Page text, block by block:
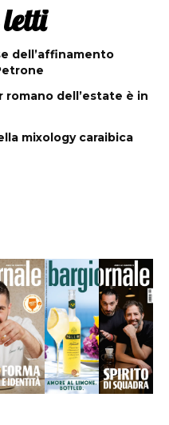
dell’affinamento
romano dell’estate è in
mixology caraibica